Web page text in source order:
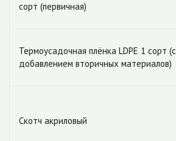
сорт (первичная)
Термоусадочная плёнка LDPE 1 сорт (с
добавлением вторичных материалов)
Скотч акриловый